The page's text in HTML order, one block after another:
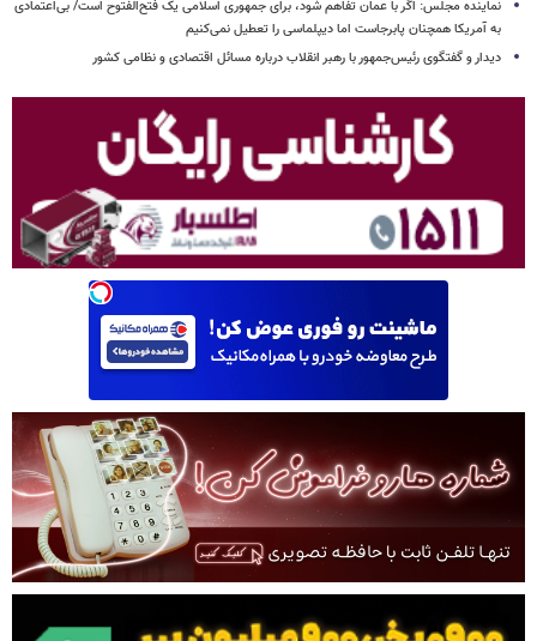
نماینده مجلس: اگر با عمان تفاهم شود، برای جمهوری اسلامی یک فتح‌الفتوح است/ بی‌اعتمادی
به آمریکا همچنان پابرجاست اما دیپلماسی را تعطیل نمی‌کنیم
دیدار و گفتگوی رئیس‌جمهور با رهبر انقلاب درباره مسائل اقتصادی و نظامی کشور